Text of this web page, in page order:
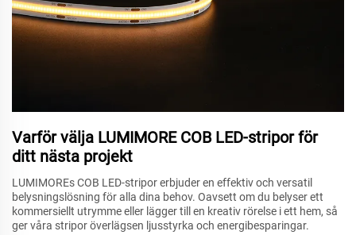
Varför välja LUMIMORE COB LED-stripor för
ditt nästa projekt
LUMIMOREs COB LED-stripor erbjuder en effektiv och versatil
belysningslösning för alla dina behov. Oavsett om du belyser ett
kommersiellt utrymme eller lägger till en kreativ rörelse i ett hem, så
ger våra stripor överlägsen ljusstyrka och energibesparingar.